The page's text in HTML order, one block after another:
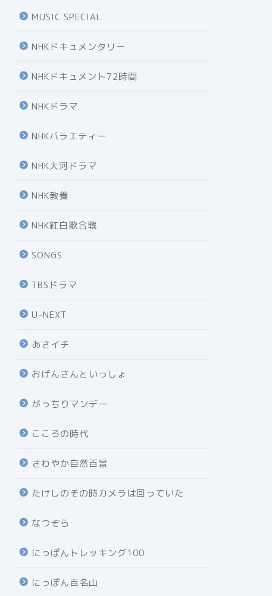
MUSIC SPECIAL
NHKドキュメンタリー
NHKドキュメント72時間
NHKドラマ
NHKバラエティー
NHK大河ドラマ
NHK教養
NHK紅白歌合戦
SONGS
TBSドラマ
U-NEXT
あさイチ
おげんさんといっしょ
がっちりマンデー
こころの時代
さわやか自然百景
たけしのその時カメラは回っていた
なつぞら
にっぽんトレッキング100
にっぽん百名山